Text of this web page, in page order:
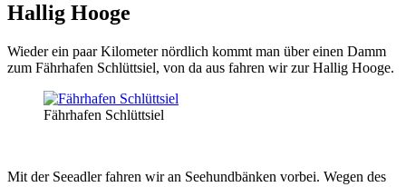
Hallig Hooge
Wieder ein paar Kilometer nördlich kommt man über einen Damm
zum Fährhafen Schlüttsiel, von da aus fahren wir zur Hallig Hooge.
Fährhafen Schlüttsiel
Mit der Seeadler fahren wir an Seehundbänken vorbei. Wegen des